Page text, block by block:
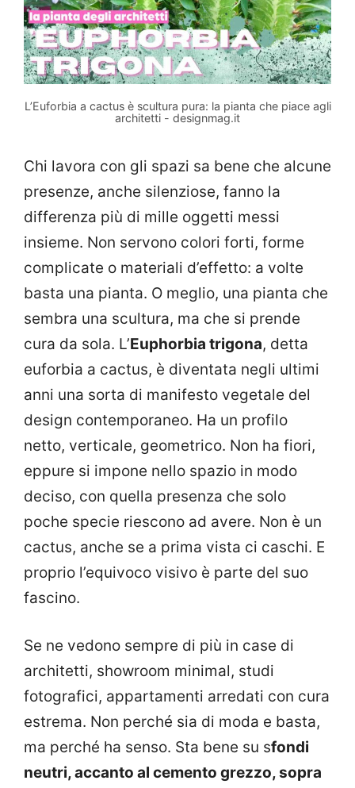
L’Euforbia a cactus è scultura pura: la pianta che piace agli
architetti - designmag.it
Chi lavora con gli spazi sa bene che alcune
presenze, anche silenziose, fanno la
differenza più di mille oggetti messi
insieme. Non servono colori forti, forme
complicate o materiali d’effetto: a volte
basta una pianta. O meglio, una pianta che
sembra una scultura, ma che si prende
cura da sola. L’Euphorbia trigona, detta
euforbia a cactus, è diventata negli ultimi
anni una sorta di manifesto vegetale del
design contemporaneo. Ha un profilo
netto, verticale, geometrico. Non ha fiori,
eppure si impone nello spazio in modo
deciso, con quella presenza che solo
poche specie riescono ad avere. Non è un
cactus, anche se a prima vista ci caschi. E
proprio l’equivoco visivo è parte del suo
fascino.
Se ne vedono sempre di più in case di
architetti, showroom minimal, studi
fotografici, appartamenti arredati con cura
estrema. Non perché sia di moda e basta,
ma perché ha senso. Sta bene su sfondi
neutri, accanto al cemento grezzo, sopra